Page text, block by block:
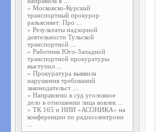
» Московско-Курский
транспортный прокурор
разъясняет: Про ...
» Результаты надзорной
деятельности Тульской
транспортной ...
» Работник Юго-Западной
транспортной прокуратуры
выступил ...
» Прокуратура выявила
нарушения требований
законодательст ...
» Направлено в суд уголовное
дело в отношении лица вовлек ...
» ТК 165 и НИИ «АСОНИКА» на
конференции по радиоэлектрони